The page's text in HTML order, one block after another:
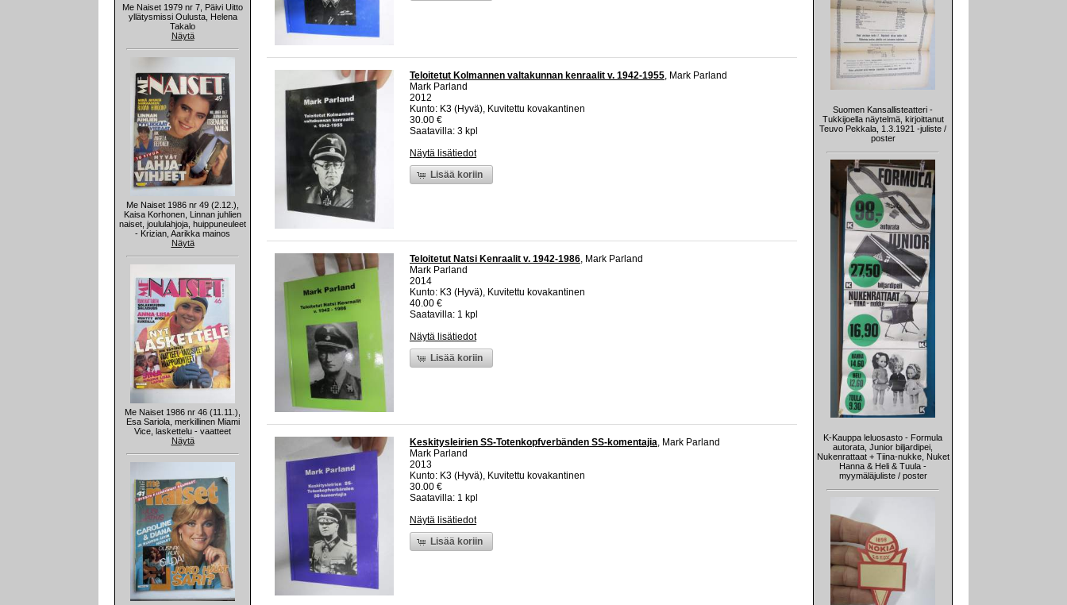
Me Naiset 1979 nr 7, Päivi Uitto
yllätysmissi Oulusta, Helena
Takalo
Näytä
Me Naiset 1986 nr 49 (2.12.),
Kaisa Korhonen, Linnan juhlien
naiset, joululahjoja, huippuneuleet
- Krizian, Aarikka mainos
Näytä
Me Naiset 1986 nr 46 (11.11.),
Esa Sariola, merkillinen Miami
Vice, laskettelu - vaatteet
Näytä
Teloitetut Kolmannen valtakunnan kenraalit v. 1942-1955, Mark Parland
Mark Parland
2012
Kunto: K3 (Hyvä), Kuvitettu kovakantinen
30.00 €
Saatavilla: 3 kpl
Näytä lisätiedot
Lisää koriin
Teloitetut Natsi Kenraalit v. 1942-1986, Mark Parland
Mark Parland
2014
Kunto: K3 (Hyvä), Kuvitettu kovakantinen
40.00 €
Saatavilla: 1 kpl
Näytä lisätiedot
Lisää koriin
Keskitysleirien SS-Totenkopfverbänden SS-komentajia, Mark Parland
Mark Parland
2013
Kunto: K3 (Hyvä), Kuvitettu kovakantinen
30.00 €
Saatavilla: 1 kpl
Näytä lisätiedot
Lisää koriin
Suomen Kansallisteatteri -
Tukkijoella näytelmä, kirjoittanut
Teuvo Pekkala, 1.3.1921 -juliste /
poster
K-Kauppa leluosasto - Formula
autorata, Junior biljardipei,
Nukenrattaat + Tiina-nukke, Nuket
Hanna & Heli & Tuula -
myymäläjuliste / poster